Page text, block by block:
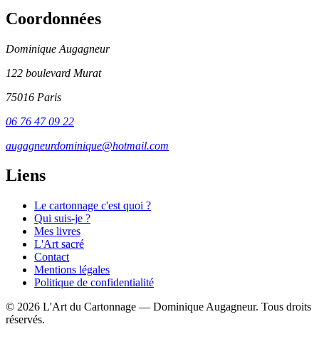
Coordonnées
Dominique Augagneur
122 boulevard Murat
75016 Paris
06 76 47 09 22
augagneurdominique@hotmail.com
Liens
Le cartonnage c'est quoi ?
Qui suis-je ?
Mes livres
L'Art sacré
Contact
Mentions légales
Politique de confidentialité
© 2026 L'Art du Cartonnage — Dominique Augagneur. Tous droits
réservés.